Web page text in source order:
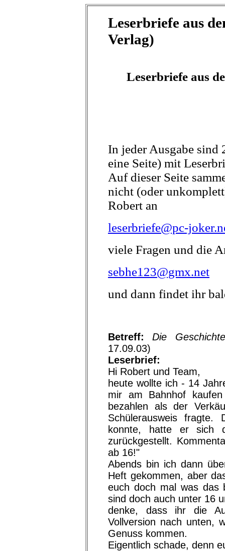
Leserbriefe aus
Verlag)
Leserbriefe aus
In jeder Ausgabe sind
eine Seite) mit
Auf dieser Seite
nicht (oder
Robert an
leserbriefe@pc-
viele Fragen und die
sebhe123@gmx.net
und dann findet ihr
Betreff:Die
17.09.03)
Leserbrief:
Hi Robert und Team,
heute wollte ich - 14
mir am Bahnhof
bezahlen als der
Schülerausweis
konnte, hatte er sich
zurückgestellt.
ab 16!"
Abends bin ich dann
Heft gekommen, aber
euch doch mal was das
sind doch auch unter 16
denke, dass ihr die
Vollversion nach unten,
Genuss kommen.
Eigentlich schade, denn